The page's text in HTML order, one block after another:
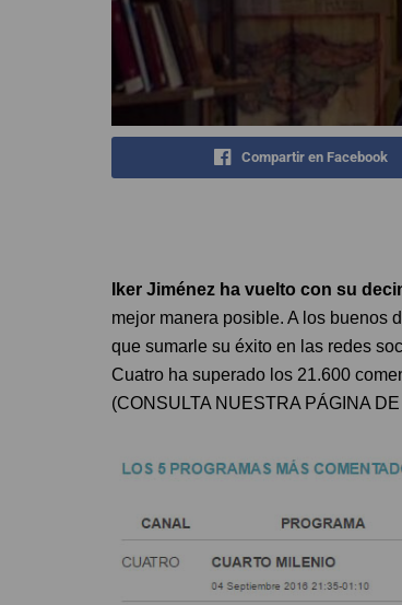
Compartir en Facebook
Iker Jiménez ha vuelto con su
mejor manera posible. A los buenos
que sumarle su éxito en las redes
Cuatro ha superado los 21.600
(CONSULTA NUESTRA PÁGINA